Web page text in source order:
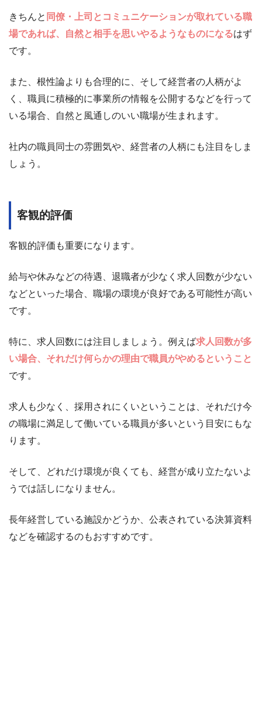
きちんと 同僚・上司とコミュニケーションが取れている職
場であれば、自然と相手を思いやるようなものになるはず
です。
また、根性論よりも合理的に、そして経営者の人柄がよ
く、職員に積極的に事業所の情報を公開するなどを行って
いる場合、自然と風通しのいい職場が生まれます。
社内の職員同士の雰囲気や、経営者の人柄にも注目をしま
しょう。
客観的評価
客観的評価も重要になります。
給与や休みなどの待遇、退職者が少なく求人回数が少ない
などといった場合、職場の環境が良好である可能性が高い
です。
特に、求人回数には注目しましょう。例えば求人回数が多
い場合、それだけ何らかの理由で職員がやめるということ
です。
求人も少なく、採用されにくいということは、それだけ今
の職場に満足して働いている職員が多いという目安にもな
ります。
そして、どれだけ環境が良くても、経営が成り立たないよ
うでは話しになりません。
長年経営している施設かどうか、公表されている決算資料
などを確認するのもおすすめです。